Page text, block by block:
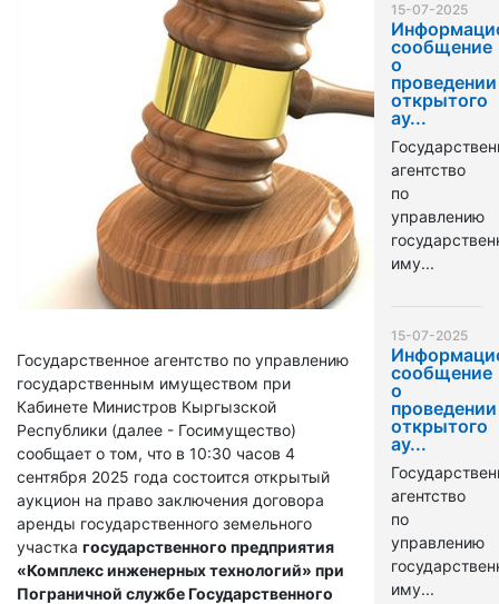
Государственное агентство по управлению
государственным имуществом при
Кабинете Министров Кыргызской
Республики (далее - Госимущество)
сообщает о том, что в 10:30 часов 4
сентября 2025 года состоится открытый
аукцион на право заключения договора
аренды государственного земельного
участка государственного предприятия
«Комплекс инженерных технологий» при
Пограничной службе Государственного
15-07-2025
сообщение
о
проведении
открытого
ау...
агентство
по
управлению
иму...
15-07-2025
сообщение
о
проведении
открытого
ау...
агентство
по
управлению
иму...